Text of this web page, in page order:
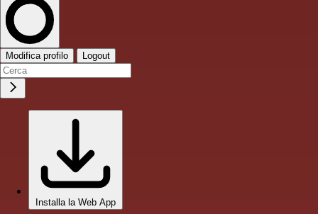
Modifica profilo Logout
Installa la Web App